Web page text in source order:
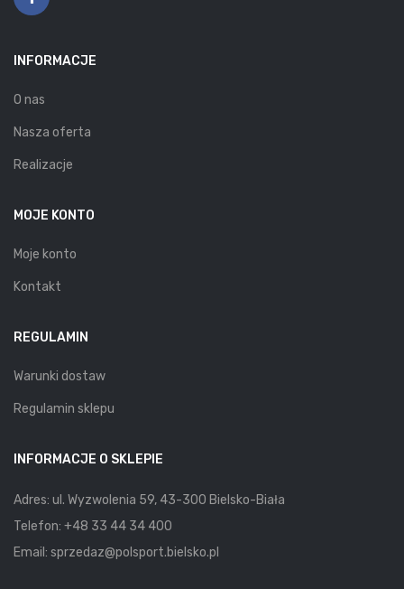
INFORMACJE
O nas
Nasza oferta
Realizacje
MOJE KONTO
Moje konto
Kontakt
REGULAMIN
Warunki dostaw
Regulamin sklepu
INFORMACJE O SKLEPIE
Adres: ul. Wyzwolenia 59, 43-300 Bielsko-Biała
Telefon: +48 33 44 34 400
Email: sprzedaz@polsport.bielsko.pl